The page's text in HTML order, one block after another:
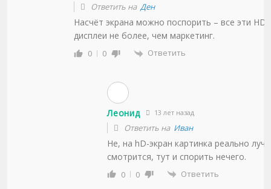
Ответить наДен
Насчёт экрана можно поспорить – все эти HD-
дисплеи не более, чем маркетинг.
0 0 Ответить
Леонид 13 лет назад
Ответить на Иван
Не, на hD-экран картинка реально
смотрится, тут и спорить нечего.
0 0 Ответить